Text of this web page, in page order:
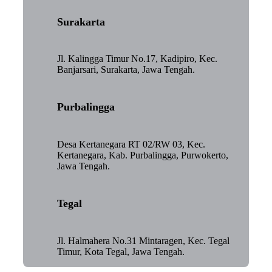
Surakarta
Jl. Kalingga Timur No.17, Kadipiro, Kec.
Banjarsari, Surakarta, Jawa Tengah.
Purbalingga
Desa Kertanegara RT 02/RW 03, Kec.
Kertanegara, Kab. Purbalingga, Purwokerto,
Jawa Tengah.
Tegal
Jl. Halmahera No.31 Mintaragen, Kec. Tegal
Timur, Kota Tegal, Jawa Tengah.